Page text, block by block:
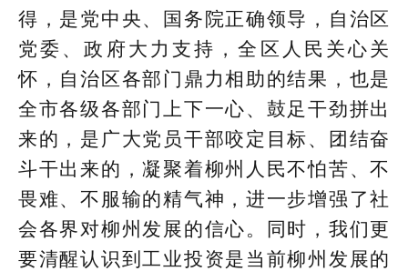
得，是党中央、国务院正确领导，自治区
党委、政府大力支持，全区人民关心关
怀，自治区各部门鼎力相助的结果，也是
全市各级各部门上下一心、鼓足干劲拼出
来的，是广大党员干部咬定目标、团结奋
斗干出来的，凝聚着柳州人民不怕苦、不
畏难、不服输的精气神，进一步增强了社
会各界对柳州发展的信心。同时，我们更
要清醒认识到工业投资是当前柳州发展的